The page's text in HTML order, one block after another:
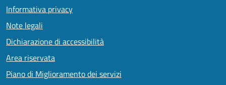
Informativa privacy
Note legali
Dichiarazione di accessibilità
Area riservata
Piano di Miglioramento dei servizi